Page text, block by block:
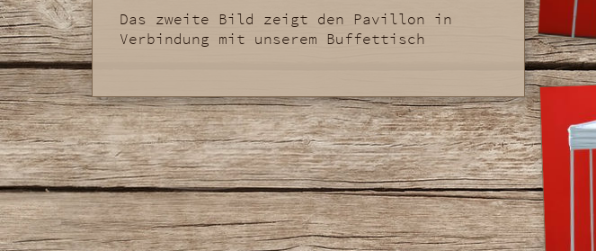
Das zweite Bild zeigt den Pavillon in
Verbindung mit unserem Buffettisch